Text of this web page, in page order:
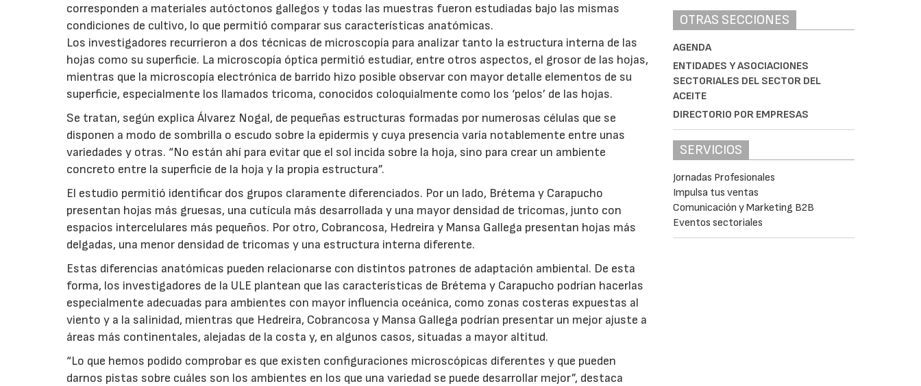
corresponden a materiales autóctonos gallegos y todas las muestras fueron estudiadas bajo las mismas
condiciones de cultivo, lo que permitió comparar sus características anatómicas.
Los investigadores recurrieron a dos técnicas de microscopía para analizar tanto la estructura interna de las
hojas como su superficie. La microscopía óptica permitió estudiar, entre otros aspectos, el grosor de las hojas,
mientras que la microscopía electrónica de barrido hizo posible observar con mayor detalle elementos de su
superficie, especialmente los llamados tricoma, conocidos coloquialmente como los ‘pelos’ de las hojas.
Se tratan, según explica Álvarez Nogal, de pequeñas estructuras formadas por numerosas células que se
disponen a modo de sombrilla o escudo sobre la epidermis y cuya presencia varía notablemente entre unas
variedades y otras. “No están ahí para evitar que el sol incida sobre la hoja, sino para crear un ambiente
concreto entre la superficie de la hoja y la propia estructura”.
El estudio permitió identificar dos grupos claramente diferenciados. Por un lado, Brétema y Carapucho
presentan hojas más gruesas, una cutícula más desarrollada y una mayor densidad de tricomas, junto con
espacios intercelulares más pequeños. Por otro, Cobrancosa, Hedreira y Mansa Gallega presentan hojas más
delgadas, una menor densidad de tricomas y una estructura interna diferente.
Estas diferencias anatómicas pueden relacionarse con distintos patrones de adaptación ambiental. De esta
forma, los investigadores de la ULE plantean que las características de Brétema y Carapucho podrían hacerlas
especialmente adecuadas para ambientes con mayor influencia oceánica, como zonas costeras expuestas al
viento y a la salinidad, mientras que Hedreira, Cobrancosa y Mansa Gallega podrían presentar un mejor ajuste a
áreas más continentales, alejadas de la costa y, en algunos casos, situadas a mayor altitud.
“Lo que hemos podido comprobar es que existen configuraciones microscópicas diferentes y que pueden
darnos pistas sobre cuáles son los ambientes en los que una variedad se puede desarrollar mejor”, destaca
OTRAS SECCIONES
AGENDA
ENTIDADES Y ASOCIACIONES
SECTORIALES DEL SECTOR DEL
ACEITE
DIRECTORIO POR EMPRESAS
SERVICIOS
Jornadas Profesionales
Impulsa tus ventas
Comunicación y Marketing B2B
Eventos sectoriales